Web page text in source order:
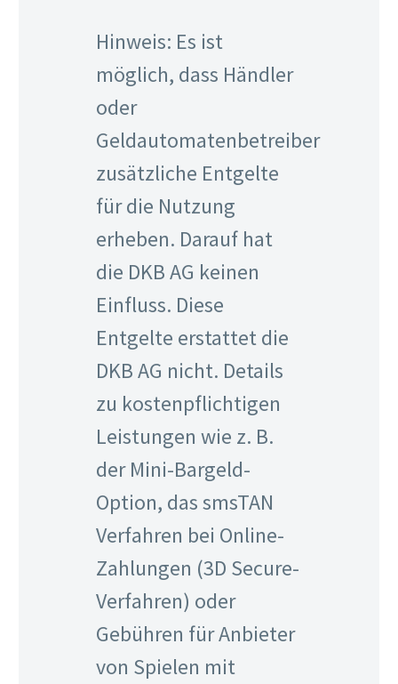
Hinweis: Es ist
möglich, dass Händler
oder
Geldautomatenbetreiber
zusätzliche Entgelte
für die Nutzung
erheben. Darauf hat
die DKB AG keinen
Einfluss. Diese
Entgelte erstattet die
DKB AG nicht. Details
zu kostenpflichtigen
Leistungen wie z. B.
der Mini-Bargeld-
Option, das smsTAN
Verfahren bei Online-
Zahlungen (3D Secure-
Verfahren) oder
Gebühren für Anbieter
von Spielen mit